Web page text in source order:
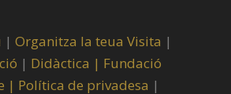
| Organitza la teua Visita |
| Didàctica | Fundació
| Política de privadesa |